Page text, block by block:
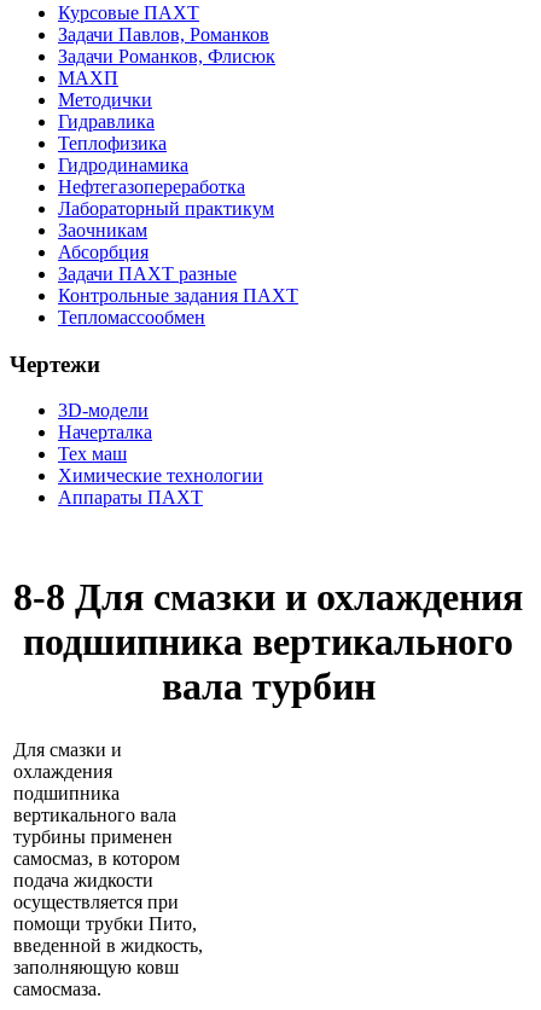
Курсовые ПАХТ
Задачи Павлов, Романков
Задачи Романков, Флисюк
МАХП
Методички
Гидравлика
Теплофизика
Гидродинамика
Нефтегазопереработка
Лабораторный практикум
Заочникам
Абсорбция
Задачи ПАХТ разные
Контрольные задания ПАХТ
Тепломассообмен
Чертежи
3D-модели
Начерталка
Тех маш
Химические технологии
Аппараты ПАХТ
8-8 Для смазки и охлаждения
подшипника вертикального
вала турбин
Для смазки и
охлаждения
подшипника
вертикального вала
турбины применен
самосмаз, в котором
подача жидкости
осуществляется при
помощи трубки Пито,
введенной в жидкость,
заполняющую ковш
самосмаза.